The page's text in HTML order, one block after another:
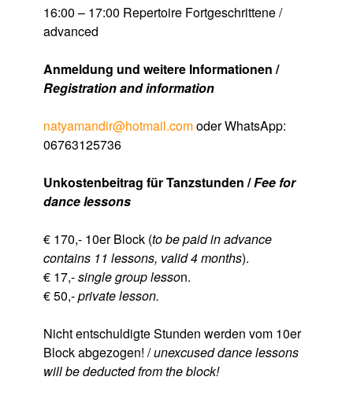
16:00 – 17:00 Repertoire Fortgeschrittene /
advanced
Anmeldung und weitere Informationen /
Registration and information
natyamandir@hotmail.comoder WhatsApp:
06763125736
Unkostenbeitrag für Tanzstunden /Fee for
dance lessons
€ 170,- 10er Block (to be paid in advance
contains 11 lessons, valid 4 months).
€ 17,-single group lesson.
€ 50,-private lesson.
Nicht entschuldigte Stunden werden vom 10er
Block abgezogen! /unexcused dance lessons
will be deducted from the block!